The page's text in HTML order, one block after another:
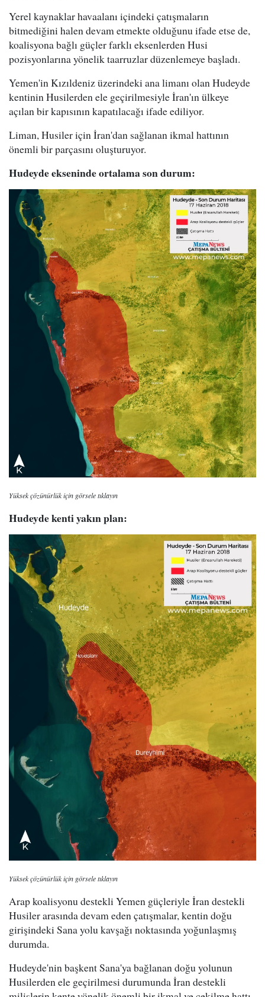
Yerel kaynaklar havaalanı içindeki çatışmaların
bitmediğini halen devam etmekte olduğunu ifade etse de,
koalisyona bağlı güçler farklı eksenlerden Husi
pozisyonlarına yönelik taarruzlar düzenlemeye başladı.
Yemen'in Kızıldeniz üzerindeki ana limanı olan Hudeyde
kentinin Husilerden ele geçirilmesiyle İran'ın ülkeye
açılan bir kapısının kapatılacağı ifade ediliyor.
Liman, Husiler için İran'dan sağlanan ikmal hattının
önemli bir parçasını oluşturuyor.
Hudeyde ekseninde ortalama son durum:
Yüksek çözünürlük için görsele tıklayın
Hudeyde kenti yakın plan:
Yüksek çözünürlük için görsele tıklayın
Arap koalisyonu destekli Yemen güçleriyle İran destekli
Husiler arasında devam eden çatışmalar, kentin doğu
girişindeki Sana yolu kavşağı noktasında yoğunlaşmış
durumda.
Hudeyde'nin başkent Sana'ya bağlanan doğu yolunun
Husilerden ele geçirilmesi durumunda İran destekli